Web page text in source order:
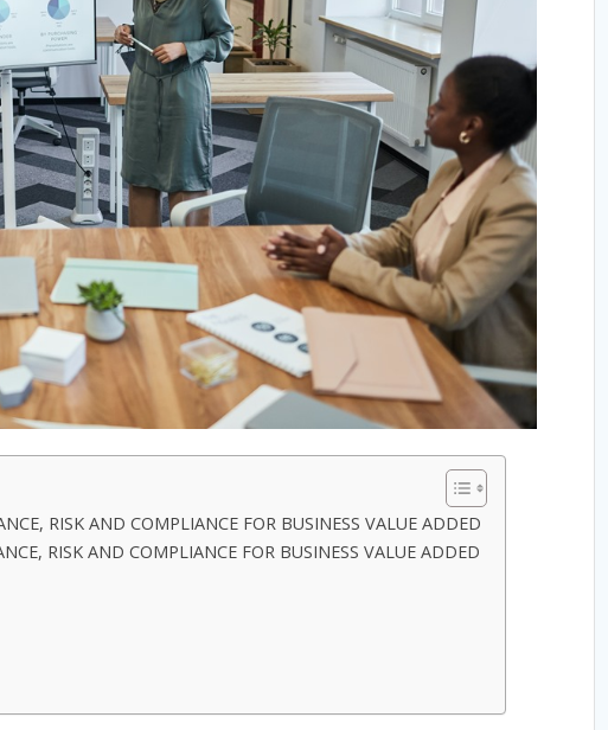
RISK AND COMPLIANCE FOR BUSINESS VALUE ADDED
RISK AND COMPLIANCE FOR BUSINESS VALUE ADDED